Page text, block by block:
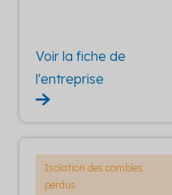
Voir la fiche de
l'entreprise
Isolation des combles
perdus